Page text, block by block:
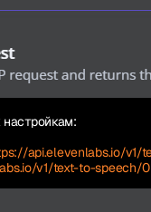
api.elevenlabs.io/v1/
v1/text-to-speech/